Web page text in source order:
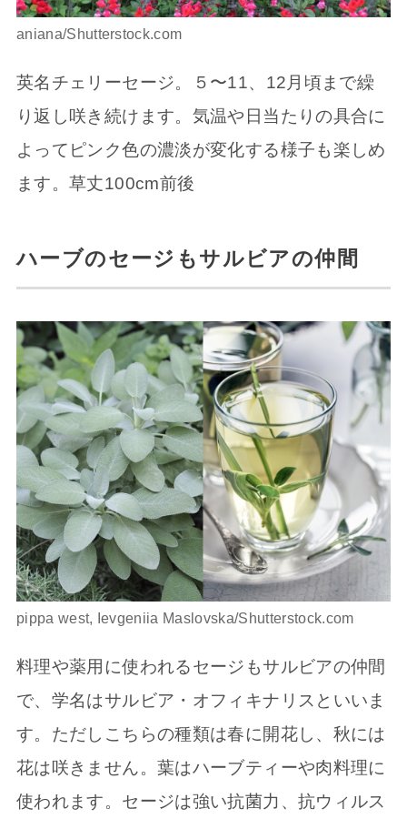
aniana/Shutterstock.com
英名チェリーセージ。５〜11、12月頃まで繰
り返し咲き続けます。気温や日当たりの具合に
よってピンク色の濃淡が変化する様子も楽しめ
ます。草丈100cm前後
ハーブのセージもサルビアの仲間
pippa west, Ievgeniia Maslovska/Shutterstock.com
料理や薬用に使われるセージもサルビアの仲間
で、学名はサルビア・オフィキナリスといいま
す。ただしこちらの種類は春に開花し、秋には
花は咲きません。葉はハーブティーや肉料理に
使われます。セージは強い抗菌力、抗ウィルス